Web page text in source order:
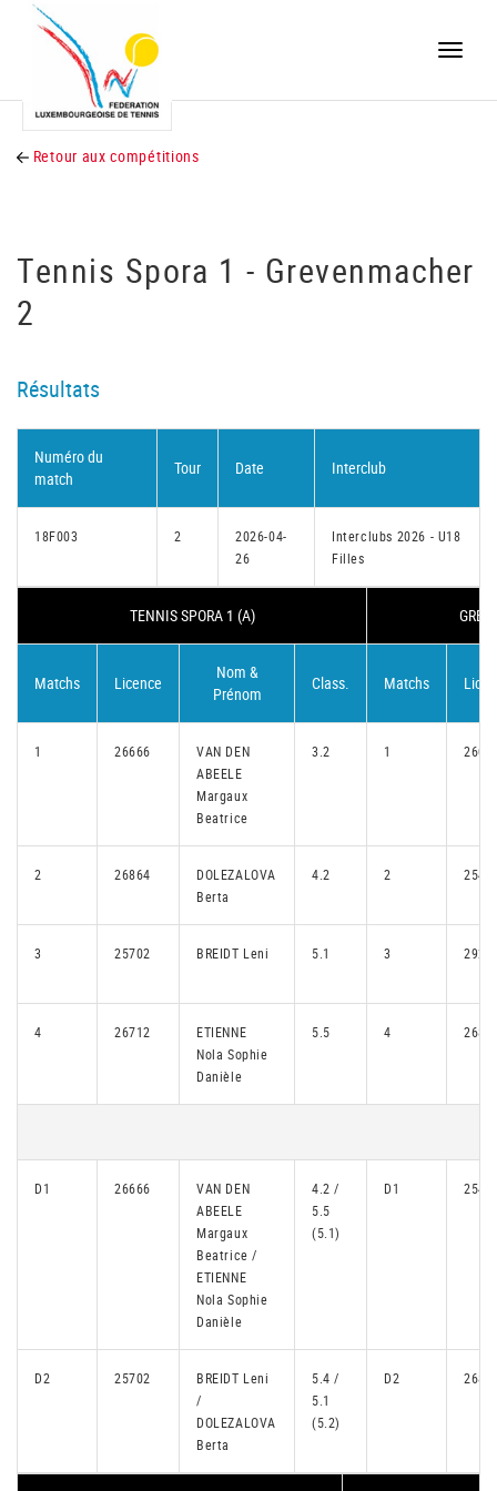
Toggle
Retour aux compétitions
Tennis Spora 1 - Grevenmacher
2
Résultats
Numéro du
match
Tour Date Interclub
18F003 2
2026-04-
26
Interclubs 2026 - U18
Filles
TENNIS SPORA 1 (A)
Matchs Licence
Nom &
Prénom
Class. Matchs
1 26666
VAN DEN
ABEELE
Margaux
Beatrice
3.2 1
2 26864
DOLEZALOVA
Berta
4.2 2
3 25702 BREIDT Leni 5.1 3
4 26712
ETIENNE
Nola Sophie
Danièle
5.5 4
D1 26666
VAN DEN
ABEELE
Margaux
Beatrice /
ETIENNE
Nola Sophie
Danièle
4.2 /
5.5
(5.1)
D1
D2 25702
BREIDT Leni
/
DOLEZALOVA
Berta
5.4 /
5.1
(5.2)
D2